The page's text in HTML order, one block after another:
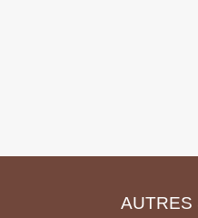
AUTRES